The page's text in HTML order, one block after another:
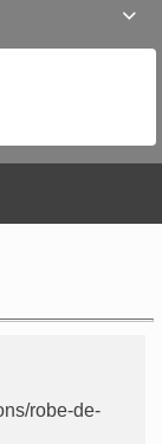

robe-de-